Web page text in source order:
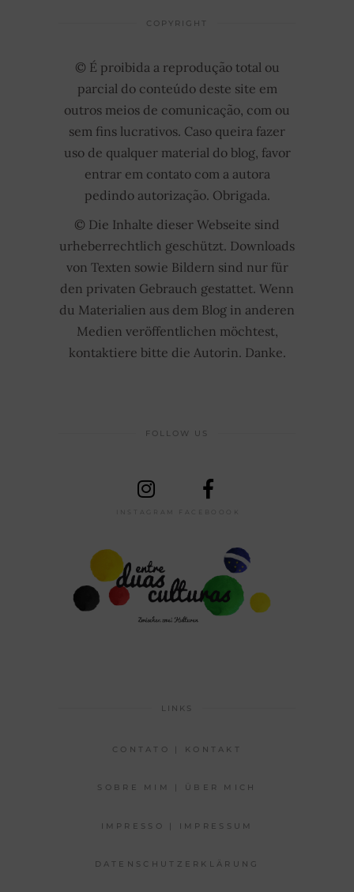
COPYRIGHT
© É proibida a reprodução total ou
parcial do conteúdo deste site em
outros meios de comunicação, com ou
sem fins lucrativos. Caso queira fazer
uso de qualquer material do blog, favor
entrar em contato com a autora
pedindo autorização. Obrigada.
© Die Inhalte dieser Webseite sind
urheberrechtlich geschützt. Downloads
von Texten sowie Bildern sind nur für
den privaten Gebrauch gestattet. Wenn
du Materialien aus dem Blog in anderen
Medien veröffentlichen möchtest,
kontaktiere bitte die Autorin. Danke.
FOLLOW US
INSTAGRAM FACEBOOOK
LINKS
CONTATO | KONTAKT
SOBRE MIM | ÜBER MICH
IMPRESSO | IMPRESSUM
DATENSCHUTZERKLÄRUNG